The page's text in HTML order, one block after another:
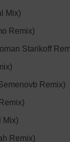
Mix)
Remix)
Starikoff
Remix)
Mix)
Remix)